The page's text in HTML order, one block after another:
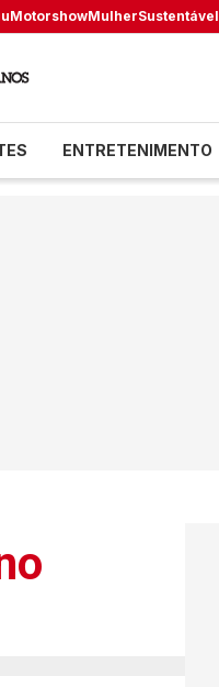
MotorshowMulherSustentável
ENTRETENIMENTO